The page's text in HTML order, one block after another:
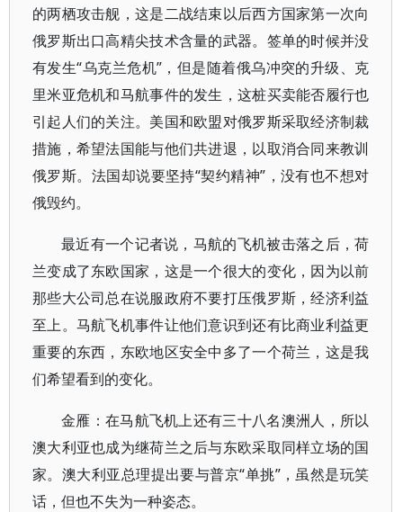
的两栖攻击舰，这是二战结束以后西方国家第一次向
俄罗斯出口高精尖技术含量的武器。签单的时候并没
有发生“乌克兰危机”，但是随着俄乌冲突的升级、克
里米亚危机和马航事件的发生，这桩买卖能否履行也
引起人们的关注。美国和欧盟对俄罗斯采取经济制裁
措施，希望法国能与他们共进退，以取消合同来教训
俄罗斯。法国却说要坚持“契约精神”，没有也不想对
俄毁约。
最近有一个记者说，马航的飞机被击落之后，荷
兰变成了东欧国家，这是一个很大的变化，因为以前
那些大公司总在说服政府不要打压俄罗斯，经济利益
至上。马航飞机事件让他们意识到还有比商业利益更
重要的东西，东欧地区安全中多了一个荷兰，这是我
们希望看到的变化。
金雁：在马航飞机上还有三十八名澳洲人，所以
澳大利亚也成为继荷兰之后与东欧采取同样立场的国
家。澳大利亚总理提出要与普京“单挑”，虽然是玩笑
话，但也不失为一种姿态。